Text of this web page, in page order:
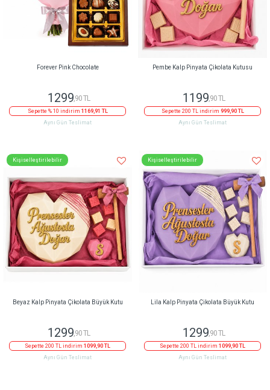
Forever Pink Chocolate
1299,90 TL
Sepette % 10 indirim 1169,91 TL
Aynı Gün Teslimat
Pembe Kalp Pinyata Çikolata Kutusu
1199,90 TL
Sepette 200 TL indirim 999,90 TL
Aynı Gün Teslimat
Kişiselleştirilebilir
Beyaz Kalp Pinyata Çikolata Büyük Kutu
1299 ,90 TL
Sepette 200 TL indirim 1099,90 TL
Aynı Gün Teslimat
Kişiselleştirilebilir
Lila Kalp Pinyata Çikolata Büyük Kutu
1299 ,90 TL
Sepette 200 TL indirim 1099,90 TL
Aynı Gün Teslimat